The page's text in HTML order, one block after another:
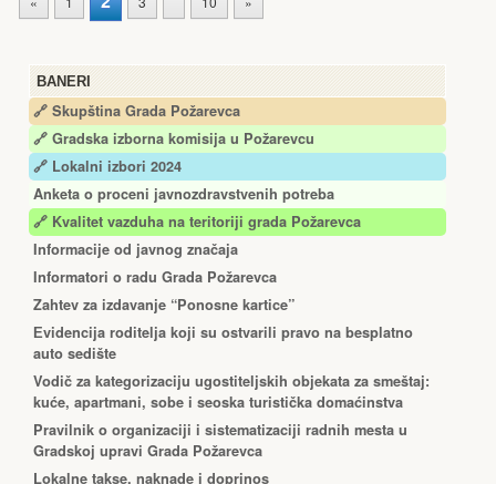
BANERI
🔗 Skupština Grada Požarevca
🔗 Gradska izborna komisija u Požarevcu
🔗 Lokalni izbori 2024
Anketa o proceni javnozdravstvenih potreba
🔗 Kvalitet vazduha na teritoriji grada Požarevca
Informacije od javnog značaja
Informatori o radu Grada Požarevca
Zahtev za izdavanje “Ponosne kartice”
Еvidencija roditelja koji su ostvarili pravo na besplatno
auto sedište
Vodič za kategorizaciju ugostiteljskih objekata za smeštaj:
kuće, apartmani, sobe i seoska turistička domaćinstva
Pravilnik o organizaciji i sistematizaciji radnih mesta u
Gradskoj upravi Grada Požarevca
Lokalne takse, naknade i doprinos